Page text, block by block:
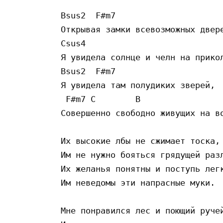
Bsus2  F#m7
Открывая замки всевозможных
Csus4
Я увидела солнце и челн на
Bsus2  F#m7
Я увидела там полудиких зверей,
F#m7 C        B
Совершенно свободно живущих на
Их высокие лбы не сжимает тоска,
Им не нужно бояться грядущей
Их желанья понятны и поступь
Им неведомы эти напрасные муки.
Мне понравился лес и поющий